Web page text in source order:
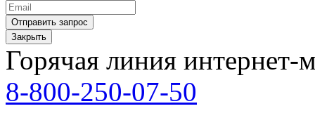
Закрыть
Горячая линия интернет-
8-800-250-07-50